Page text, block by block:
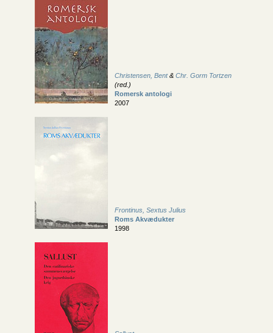
Christensen, Bent& Chr. Gorm Tortzen
(red.)
Romersk antologi
2007
Frontinus, Sextus Julius
Roms Akvædukter
1998